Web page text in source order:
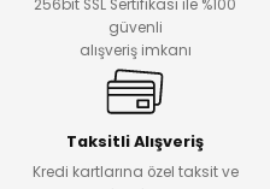
Navi Kız Çocuk Kot Pantolon
256bit SSL Sertifikası ile %100
güvenli
alışveriş imkanı
Taksitli Alışveriş
Kredi kartlarına özel taksit ve